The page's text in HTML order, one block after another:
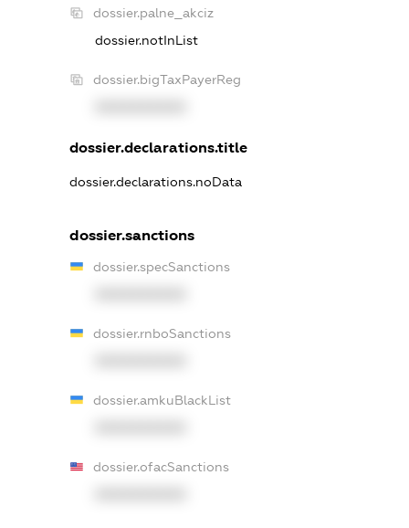
dossier.palne_akciz
dossier.notInList
dossier.bigTaxPayerReg
dossier.declarations.title
dossier.declarations.noData
dossier.sanctions
dossier.specSanctions
dossier.rnboSanctions
dossier.amkuBlackList
dossier.ofacSanctions